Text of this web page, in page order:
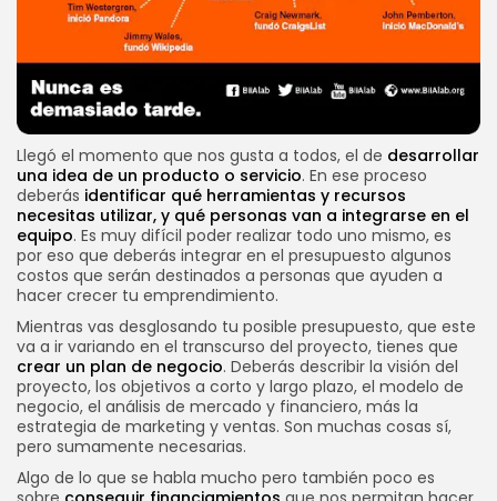
Llegó el momento que nos gusta a todos, el de desarrollar
una idea de un producto o servicio. En ese proceso
deberás identificar qué herramientas y recursos
necesitas utilizar, y qué personas van a integrarse en el
equipo. Es muy difícil poder realizar todo uno mismo, es
por eso que deberás integrar en el presupuesto algunos
costos que serán destinados a personas que ayuden a
hacer crecer tu emprendimiento.
Mientras vas desglosando tu posible presupuesto, que este
va a ir variando en el transcurso del proyecto, tienes que
crear un plan de negocio. Deberás describir la visión del
proyecto, los objetivos a corto y largo plazo, el modelo de
negocio, el análisis de mercado y financiero, más la
estrategia de marketing y ventas. Son muchas cosas sí,
pero sumamente necesarias.
Algo de lo que se habla mucho pero también poco es